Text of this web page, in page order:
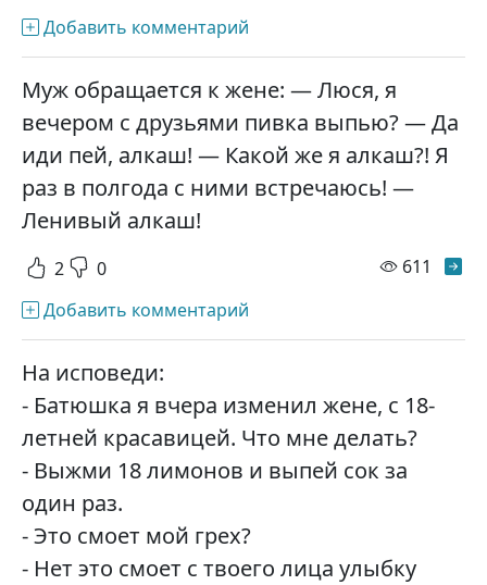
Добавить комментарий
Муж обращается к жене: — Люся, я
вечером с друзьями пивка выпью? — Да
иди пей, алкаш! — Какой же я алкаш?! Я
раз в полгода с ними встречаюсь! —
Ленивый алкаш!
2 0 611
Добавить комментарий
На исповеди:
- Батюшка я вчера изменил жене, с 18-
летней красавицей. Что мне делать?
- Выжми 18 лимонов и выпей сок за
один раз.
- Это смоет мой грех?
- Нет это смоет с твоего лица улыбку